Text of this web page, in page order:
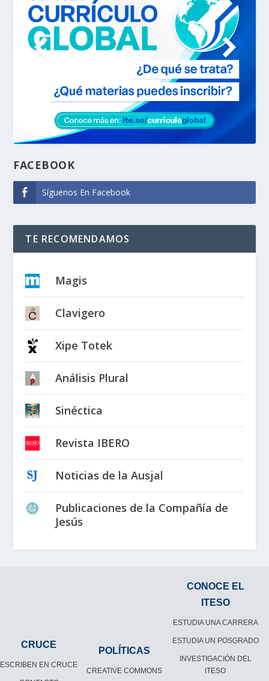
FACEBOOK
Síguenos En Facebook
TE RECOMENDAMOS
Magis
Clavigero
Xipe Totek
Análisis Plural
Sinéctica
Revista IBERO
Noticias de la Ausjal
Publicaciones de la Compañía de
Jesús
CRUCE
ESCRIBEN EN CRUCE
POLÍTICAS
CREATIVE COMMONS
CONOCE EL
ITESO
ESTUDIA UNA CARRERA
ESTUDIA UN POSGRADO
INVESTIGACIÓN DEL
ITESO